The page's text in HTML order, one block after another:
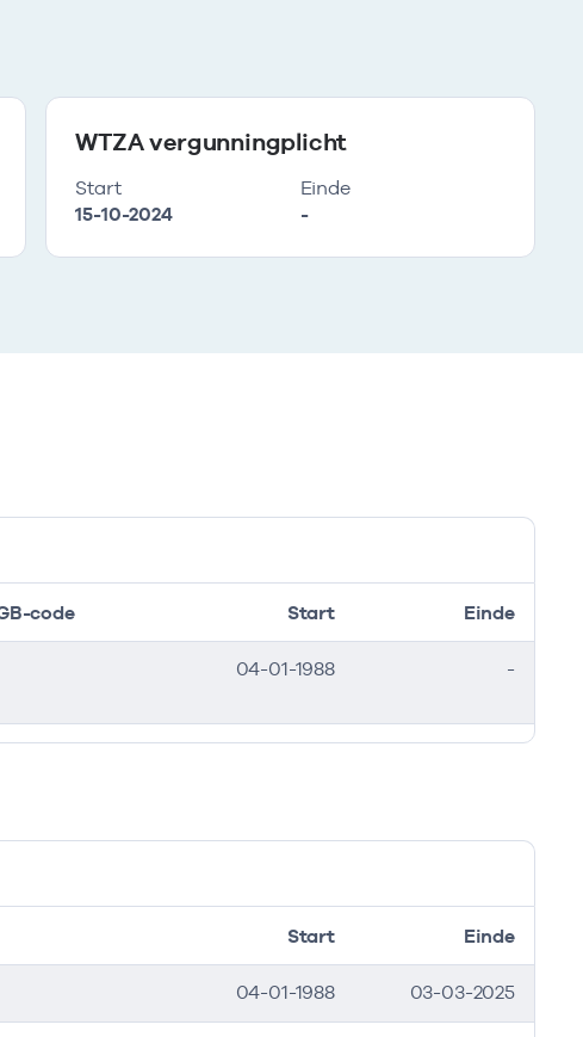
WTZA vergunningplicht
Start
15-10-2024
Einde
-
code Start Einde
04-01-1988 -
Start Einde
04-01-1988 03-03-2025